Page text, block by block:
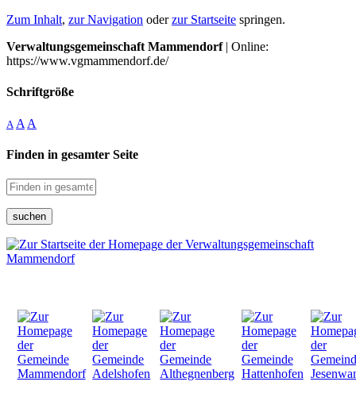
Zum Inhalt, zur Navigation oderzur Startseite springen.
Verwaltungsgemeinschaft Mammendorf| Online:
https://www.vgmammendorf.de/
Schriftgröße
A A A
Finden in gesamter Seite
suchen